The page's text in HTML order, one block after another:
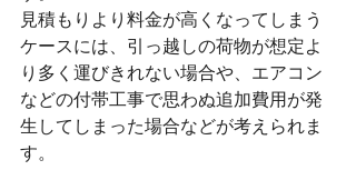
見積もりより料金が高くなってしまう
ケースには、引っ越しの荷物が想定よ
り多く運びきれない場合や、エアコン
などの付帯工事で思わぬ追加費用が発
生してしまった場合などが考えられま
す。